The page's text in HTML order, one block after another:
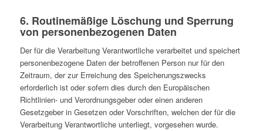
6. Routinemäßige Löschung und Sperrung
von personenbezogenen Daten
Der für die Verarbeitung Verantwortliche verarbeitet und speichert
personenbezogene Daten der betroffenen Person nur für den
Zeitraum, der zur Erreichung des Speicherungszwecks
erforderlich ist oder sofern dies durch den Europäischen
Richtlinien- und Verordnungsgeber oder einen anderen
Gesetzgeber in Gesetzen oder Vorschriften, welchen der für die
Verarbeitung Verantwortliche unterliegt, vorgesehen wurde.